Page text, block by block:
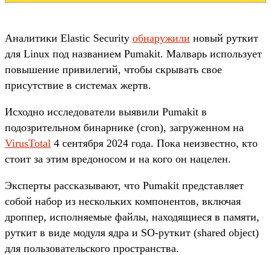
Аналитики Elastic Security обнаружили новый руткит
для Linux под названием Pumakit. Малварь использует
повышение привилегий, чтобы скрывать свое
присутствие в системах жертв.
Исходно исследователи выявили Pumakit в
подозрительном бинарнике (cron), загруженном на
VirusTotal 4 сентября 2024 года. Пока неизвестно, кто
стоит за этим вредоносом и на кого он нацелен.
Эксперты рассказывают, что Pumakit представляет
собой набор из нескольких компонентов, включая
дроппер, исполняемые файлы, находящиеся в памяти,
руткит в виде модуля ядра и SO-руткит (shared object)
для пользовательского пространства.